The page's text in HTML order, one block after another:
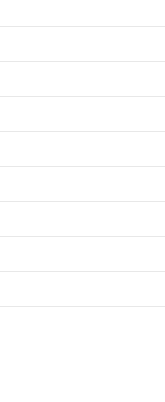
موفقیت را رقصان طی کنید